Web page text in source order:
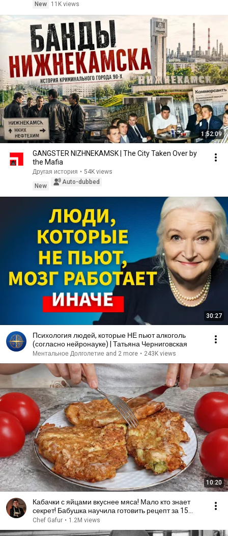
New
11K views
1:52:09
GANGSTER NIZHNEKAMSK | The City Taken Over by
the Mafia
Другая история • 54K views
New
Auto-dubbed
30:27
Психология людей, которые НЕ пьют алкоголь
(согласно нейронауке) | Татьяна Черниговская
Ментальное Долголетие and 2 more • 243K views
10:20
Кабачки с яйцами вкуснее мяса! Мало кто знает
секрет! Бабушка научила готовить рецепт за 15
минут
Chef Gafur • 1.2M views